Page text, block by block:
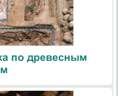
по древесным